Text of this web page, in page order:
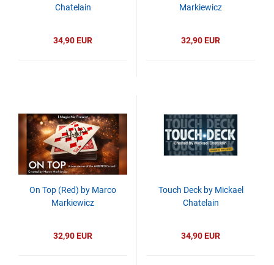
Chatelain
34,90 EUR
Markiewicz
32,90 EUR
On Top (Red) by Marco
Markiewicz
32,90 EUR
Touch Deck by Mickael
Chatelain
34,90 EUR